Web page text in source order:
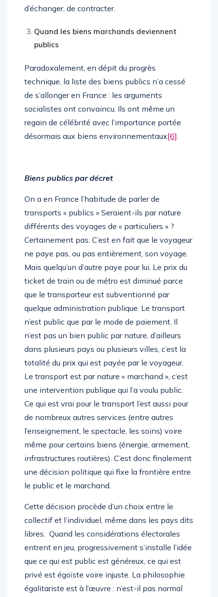
d’échanger, de contracter.
Quand les biens marchands deviennent
publics
Paradoxalement, en dépit du progrès
technique, la liste des biens publics n’a cessé
de s’allonger en France : les arguments
socialistes ont convaincu. Ils ont même un
regain de célébrité avec l’importance portée
désormais aux biens environnementaux[6].
Biens publics par décret
On a en France l’habitude de parler de
transports « publics » Seraient-ils par nature
différents des voyages de « particuliers » ?
Certainement pas. C’est en fait que le voyageur
ne paye pas, ou pas entièrement, son voyage.
Mais quelqu’un d’autre paye pour lui. Le prix du
ticket de train ou de métro est diminué parce
que le transporteur est subventionné par
quelque administration publique. Le transport
n’est public que par le mode de paiement. Il
n’est pas un bien public par nature, d’ailleurs
dans plusieurs pays ou plusieurs villes, c’est la
totalité du prix qui est payée par le voyageur.
Le transport est par nature « marchand », c’est
une intervention publique qui l’a voulu public.
Ce qui est vrai pour le transport l’est aussi pour
de nombreux autres services (entre autres
l’enseignement, le spectacle, les soins) voire
même pour certains biens (énergie, armement,
infrastructures routières). C’est donc finalement
une décision politique qui fixe la frontière entre
le public et le marchand.
Cette décision procède d’un choix entre le
collectif et l’individuel, même dans les pays dits
libres. Quand les considérations électorales
entrent en jeu, progressivement s’installe l’idée
que ce qui est public est généreux, ce qui est
privé est égoïste voire injuste. La philosophie
égalitariste est à l’œuvre : n’est-il pas normal